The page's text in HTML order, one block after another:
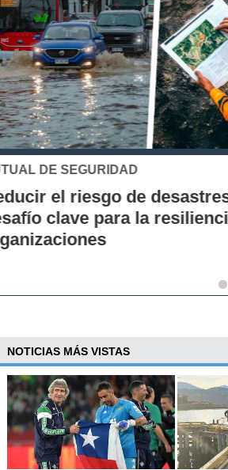
UC
Los 70 años de la Carrera
la UC: Conoce su historia,
al desarrollo científico del
NOTICIAS MÁS VISTAS